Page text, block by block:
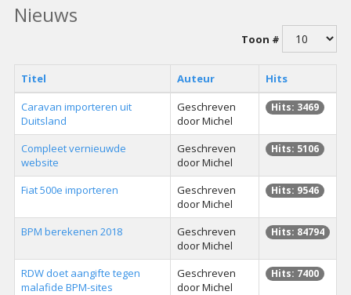
Nieuws
Toon #
Titel Auteur
Hits
Caravan importeren uit
Duitsland
Geschreven
door Michel
Hits: 3469
Compleet vernieuwde
website
Geschreven
door Michel
Hits: 5106
Fiat 500e importeren
Geschreven
door Michel
Hits: 9546
BPM berekenen 2018
Geschreven
door Michel
Hits: 84794
RDW doet aangifte tegen
malafide BPM-sites
Geschreven
door Michel
Hits: 7400